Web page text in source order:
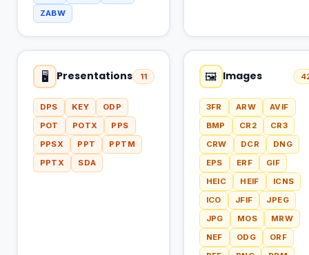
ZABW
🖥 Presentations 11
DPS KEY
ODP
POT
POTX
PPS
PPSX
PPT
PPTM
PPTX
SDA
🖼 Images
3FR ARW
AVIF
BMP
CR2
CR3
CRW
DCR
DNG
EPS
ERF
GIF
HEIC
HEIF
ICNS
ICO
JFIF
JPEG
JPG
MOS
MRW
NEF
ODG
ORF